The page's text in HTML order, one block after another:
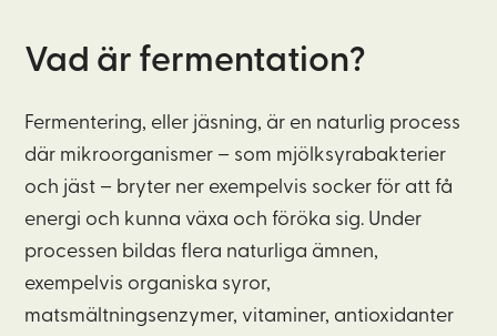
Vad är fermentation?
Fermentering, eller jäsning, är en naturlig process
där mikroorganismer – som mjölksyrabakterier
och jäst – bryter ner exempelvis sockerför att få
energi och kunna växa och föröka sig. Under
processen bildasflera naturliga ämnen,
exempelvis organiska syror,
matsmältningsenzymer, vitaminer, antioxidanter